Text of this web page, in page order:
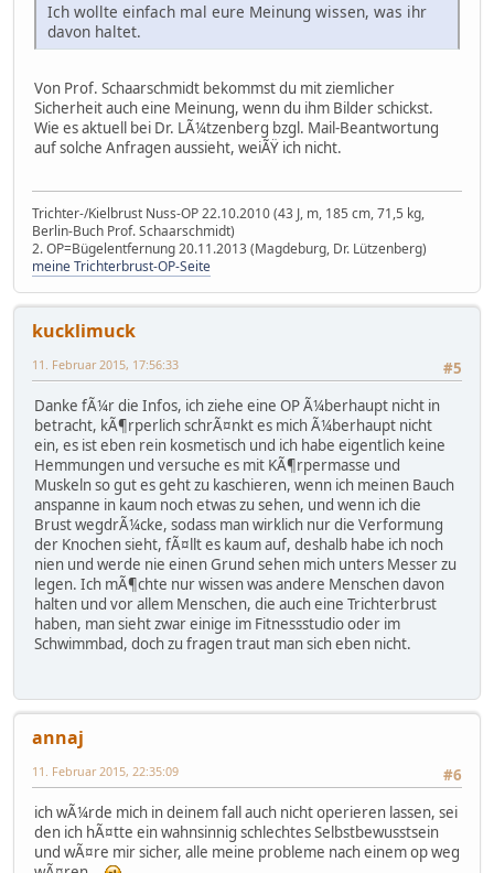
Ich wollte einfach mal eure Meinung wissen, was ihr
davon haltet.
Von Prof. Schaarschmidt bekommst du mit ziemlicher
Sicherheit auch eine Meinung, wenn du ihm Bilder schickst.
Wie es aktuell bei Dr. LÃ¼tzenberg bzgl. Mail-Beantwortung
auf solche Anfragen aussieht, weiÃŸ ich nicht.
Trichter-/Kielbrust Nuss-OP 22.10.2010 (43 J, m, 185 cm, 71,5 kg,
Berlin-Buch Prof. Schaarschmidt)
2. OP=Bügelentfernung 20.11.2013 (Magdeburg, Dr. Lützenberg)
meine Trichterbrust-OP-Seite
kucklimuck
#5
11. Februar 2015, 17:56:33
Danke fÃ¼r die Infos, ich ziehe eine OP Ã¼berhaupt nicht in
betracht, kÃ¶rperlich schrÃ¤nkt es mich Ã¼berhaupt nicht
ein, es ist eben rein kosmetisch und ich habe eigentlich keine
Hemmungen und versuche es mit KÃ¶rpermasse und
Muskeln so gut es geht zu kaschieren, wenn ich meinen Bauch
anspanne in kaum noch etwas zu sehen, und wenn ich die
Brust wegdrÃ¼cke, sodass man wirklich nur die Verformung
der Knochen sieht, fÃ¤llt es kaum auf, deshalb habe ich noch
nien und werde nie einen Grund sehen mich unters Messer zu
legen. Ich mÃ¶chte nur wissen was andere Menschen davon
halten und vor allem Menschen, die auch eine Trichterbrust
haben, man sieht zwar einige im Fitnessstudio oder im
Schwimmbad, doch zu fragen traut man sich eben nicht.
annaj
#6
11. Februar 2015, 22:35:09
ich wÃ¼rde mich in deinem fall auch nicht operieren lassen, sei
den ich hÃ¤tte ein wahnsinnig schlechtes Selbstbewusstsein
und wÃ¤re mir sicher, alle meine probleme nach einem op weg